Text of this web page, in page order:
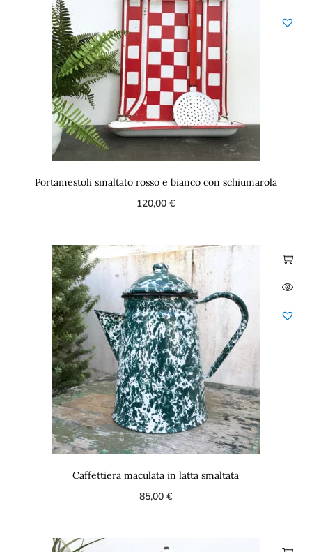
Portamestoli smaltato rosso e bianco con schiumarola
120,00€
Caffettiera maculata in latta smaltata
85,00€